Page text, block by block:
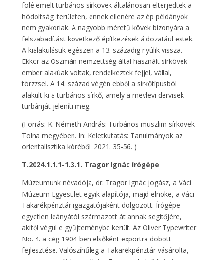
fölé emelt turbános sírkövek általánosan elterjedtek a
hódoltsági területen, ennek ellenére az ép példányok
nem gyakoriak. A nagyobb méretű kövek bizonyára a
felszabadítást következő építkezések áldozatául estek.
A kialakulásuk egészen a 13. századig nyúlik vissza.
Ekkor az Oszmán nemzettség által használt sírkövek
ember alakúak voltak, rendelkeztek fejjel, vállal,
törzzsel. A 14. század végén ebből a sírkőtípusból
alakult ki a turbános sírkő, amely a mevlevi dervisek
turbánját jeleníti meg.
(Forrás: K. Németh András: Turbános muszlim sírkövek
Tolna megyében. In: Keletkutatás: Tanulmányok az
orientalisztika köréből. 2021. 35-56. )
T.2024.1.1.1-1.3.1. Tragor Ignác írógépe
Múzeumunk névadója, dr. Tragor Ignác jogász, a Váci
Múzeum Egyesület egyik alapítója, majd elnöke, a Váci
Takarékpénztár igazgatójaként dolgozott. Írógépe
egyetlen leányától származott át annak segítőjére,
akitől végül e gyűjteménybe került. Az Oliver Typewriter
No. 4. a cég 1904-ben elsőként exportra dobott
fejlesztése. Valószínűleg a Takarékpénztár vásárolta,